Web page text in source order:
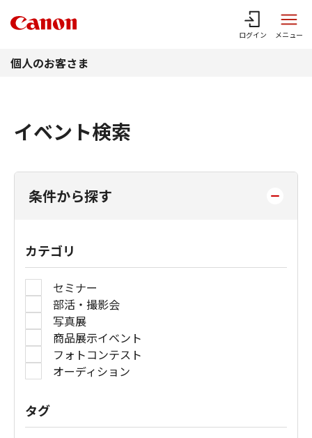
ログイン メニュー
個人のお客さま
イベント検索
条件から探す
カテゴリ
セミナー
部活・撮影会
写真展
商品展示イベント
フォトコンテスト
オーディション
タグ